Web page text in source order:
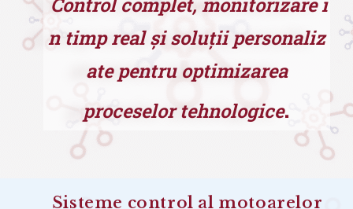
n timp real și soluții personaliz
ate pentru optimizarea
proceselor tehnologice.
Sisteme control al motoarelor